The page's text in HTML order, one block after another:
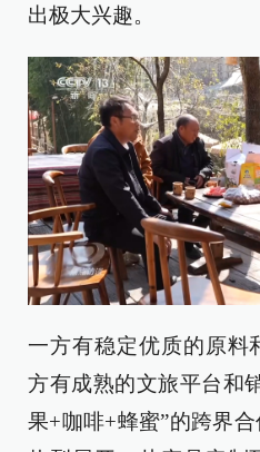
出极大兴趣。
一方有稳定优质的原料
方有成熟的文旅平台和
果+咖啡+蜂蜜”的跨界